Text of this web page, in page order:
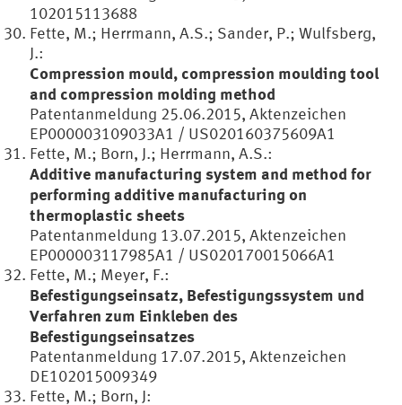
102015113688
Fette, M.; Herrmann, A.S.; Sander, P.; Wulfsberg,
J.:
Compression mould, compression moulding tool
and compression molding method
Patentanmeldung 25.06.2015, Aktenzeichen
EP000003109033A1 / US020160375609A1
Fette, M.; Born, J.; Herrmann, A.S.:
Additive manufacturing system and method for
performing additive manufacturing on
thermoplastic sheets
Patentanmeldung 13.07.2015, Aktenzeichen
EP000003117985A1 / US020170015066A1
Fette, M.; Meyer, F.:
Befestigungseinsatz, Befestigungssystem und
Verfahren zum Einkleben des
Befestigungseinsatzes
Patentanmeldung 17.07.2015, Aktenzeichen
DE102015009349
Fette, M.; Born, J: